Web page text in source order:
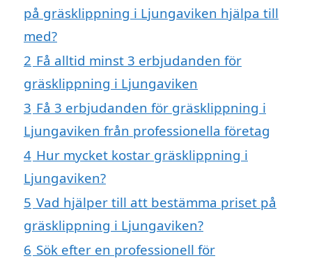
på gräsklippning i Ljungaviken hjälpa till
med?
2 Få alltid minst 3 erbjudanden för
gräsklippning i Ljungaviken
3 Få 3 erbjudanden för gräsklippning i
Ljungaviken från professionella företag
4 Hur mycket kostar gräsklippning i
Ljungaviken?
5 Vad hjälper till att bestämma priset på
gräsklippning i Ljungaviken?
6 Sök efter en professionell för